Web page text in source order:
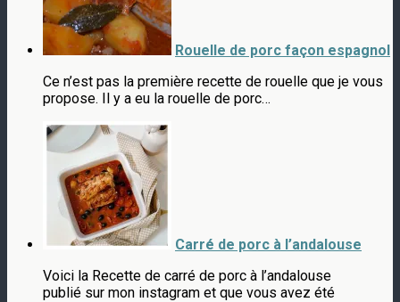
Rouelle de porc façon espagnol
Ce n’est pas la première recette de rouelle que je vous
propose. Il y a eu la rouelle de porc…
Carré de porc à l’andalouse
Voici la Recette de carré de porc à l’andalouse
publié sur mon instagram et que vous avez été